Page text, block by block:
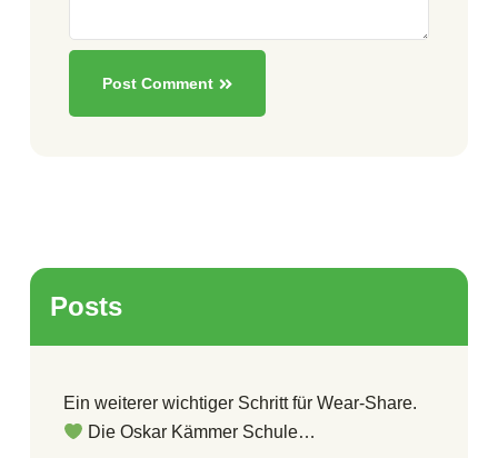
Post Comment
Posts
Ein weiterer wichtiger Schritt für Wear-Share.
Die Oskar Kämmer Schule…